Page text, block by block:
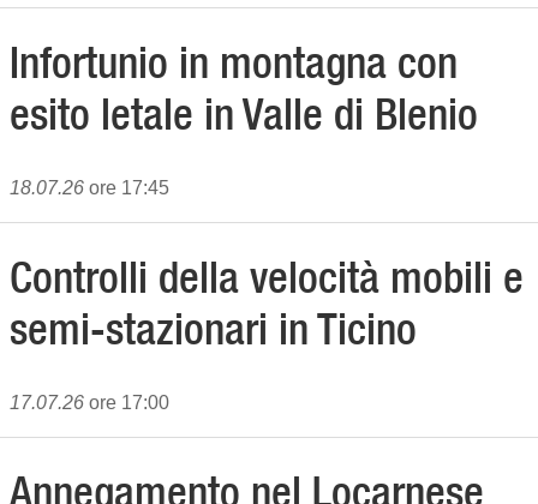
Infortunio in montagna con
esito letale in Valle di Blenio
18.07.26 ore 17:45
Controlli della velocità mobili e
semi-stazionari in Ticino
17.07.26 ore 17:00
Annegamento nel Locarnese